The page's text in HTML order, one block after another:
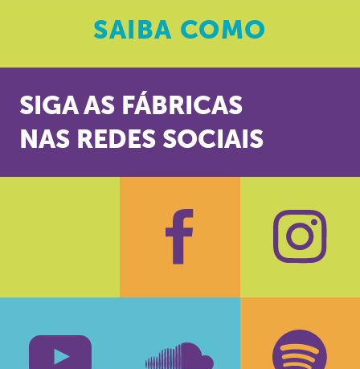
SAIBA COMO
SIGA AS FÁBRICAS
NAS REDES SOCIAIS
Facebook